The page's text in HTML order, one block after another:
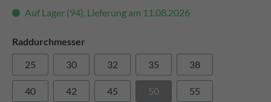
Auf Lager (94), Lieferung am 11.08.2026
Raddurchmesser
25
30 32 35 38
40 42 45 50 55